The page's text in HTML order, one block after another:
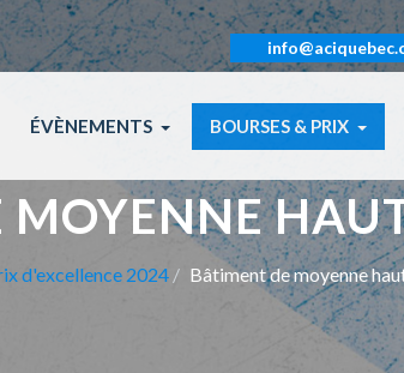
ÉVÈNEMENTS BOURSES & PRIX
d'excellence 2024 Bâtiment de moyenne